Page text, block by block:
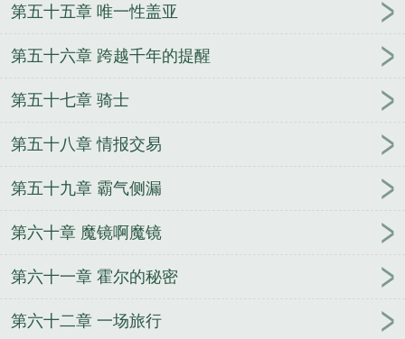
第五十五章 唯一性盖亚
第五十六章 跨越千年的提醒
第五十七章 骑士
第五十八章 情报交易
第五十九章 霸气侧漏
第六十章 魔镜啊魔镜
第六十一章 霍尔的秘密
第六十二章 一场旅行